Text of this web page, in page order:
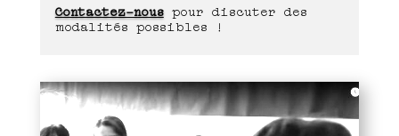
Contactez-nouspour discuter des
modalités possibles !